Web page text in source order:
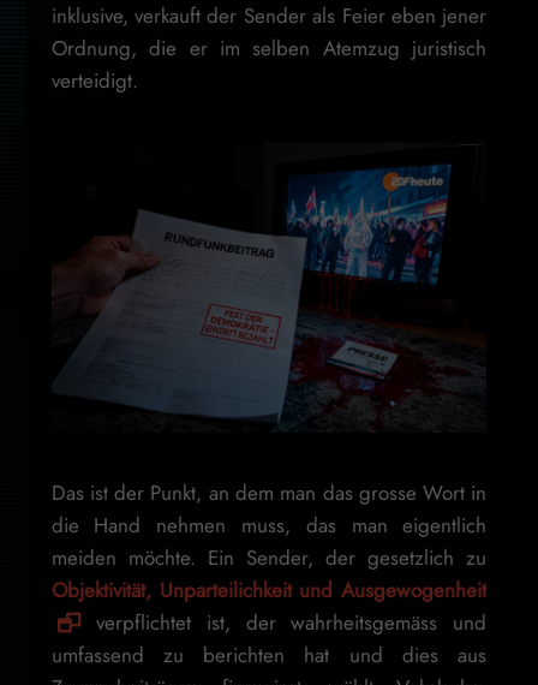
inklusive, verkauft der Sender als Feier eben jener
Ordnung, die er im selben Atemzug juristisch
verteidigt.
Das ist der Punkt, an dem man das grosse Wort in
die Hand nehmen muss, das man eigentlich
meiden möchte. Ein Sender, der gesetzlich zu
Objektivität, Unparteilichkeit und Ausgewogenheit
verpflichtet ist, der wahrheitsgemäss und
umfassend zu berichten hat und dies aus